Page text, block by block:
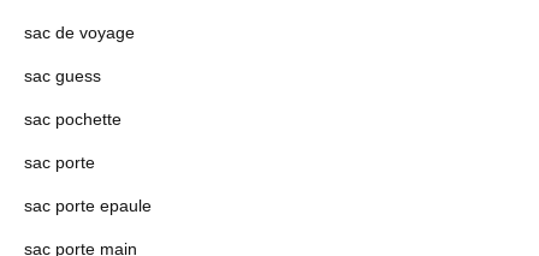
sac de voyage
sac guess
sac pochette
sac porte
sac porte epaule
sac porte main